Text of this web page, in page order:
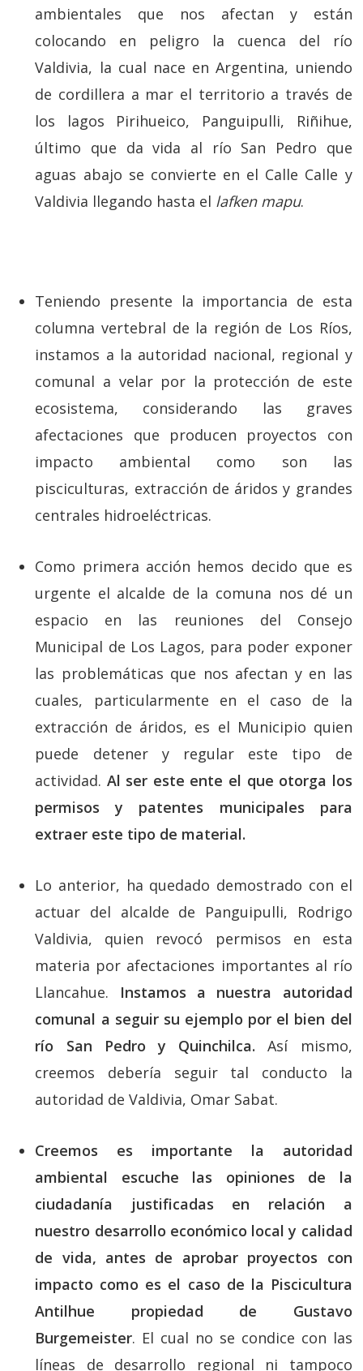
ambientales que nos afectan y están
colocando en peligro la cuenca del río
Valdivia, la cual nace en Argentina, uniendo
de cordillera a mar el territorio a través de
los lagos Pirihueico, Panguipulli, Riñihue,
último que da vida al río San Pedro que
aguas abajo se convierte en el Calle Calle y
Valdivia llegando hasta el lafken mapu.
Teniendo presente la importancia de esta
columna vertebral de la región de Los Ríos,
instamos a la autoridad nacional, regional y
comunal a velar por la protección de este
ecosistema, considerando las graves
afectaciones que producen proyectos con
impacto ambiental como son las
pisciculturas, extracción de áridos y grandes
centrales hidroeléctricas.
Como primera acción hemos decido que es
urgente el alcalde de la comuna nos dé un
espacio en las reuniones del Consejo
Municipal de Los Lagos, para poder exponer
las problemáticas que nos afectan y en las
cuales, particularmente en el caso de la
extracción de áridos, es el Municipio quien
puede detener y regular este tipo de
actividad. Al ser este ente el que otorga los
permisos y patentes municipales para
extraer este tipo de material.
Lo anterior, ha quedado demostrado con el
actuar del alcalde de Panguipulli, Rodrigo
Valdivia, quien revocó permisos en esta
materia por afectaciones importantes al río
Llancahue. Instamos a nuestra autoridad
comunal a seguir su ejemplo por el bien del
río San Pedro y Quinchilca. Así mismo,
creemos debería seguir tal conducto la
autoridad de Valdivia, Omar Sabat.
Creemos es importante la autoridad
ambiental escuche las opiniones de la
ciudadanía justificadas en relación a
nuestro desarrollo económico local y calidad
de vida, antes de aprobar proyectos con
impacto como es el caso de la Piscicultura
Antilhue propiedad de Gustavo
Burgemeister. El cual no se condice con las
líneas de desarrollo regional ni tampoco